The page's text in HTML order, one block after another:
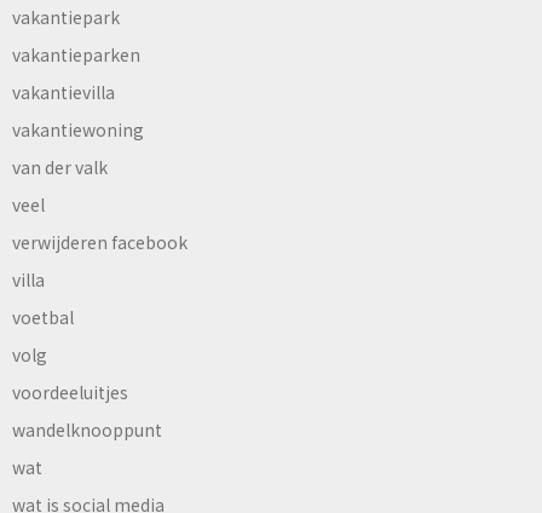
vakantiepark
vakantieparken
vakantievilla
vakantiewoning
van der valk
veel
verwijderen facebook
villa
voetbal
volg
voordeeluitjes
wandelknooppunt
wat
wat is social media